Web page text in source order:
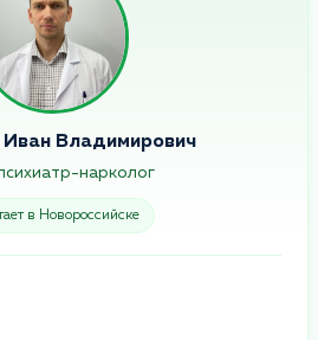
Владимирович
нарколог
в Новороссийске